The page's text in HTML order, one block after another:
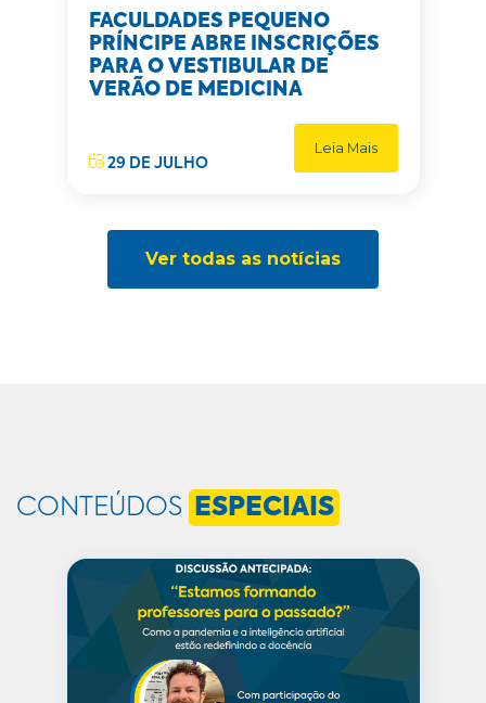
FACULDADES PEQUENO
PRÍNCIPE ABRE INSCRIÇÕES
PARA O VESTIBULAR DE
VERÃO DE MEDICINA
29 DE JULHO
Leia Mais
Ver todas as notícias
CONTEÚDOS ESPECIAIS